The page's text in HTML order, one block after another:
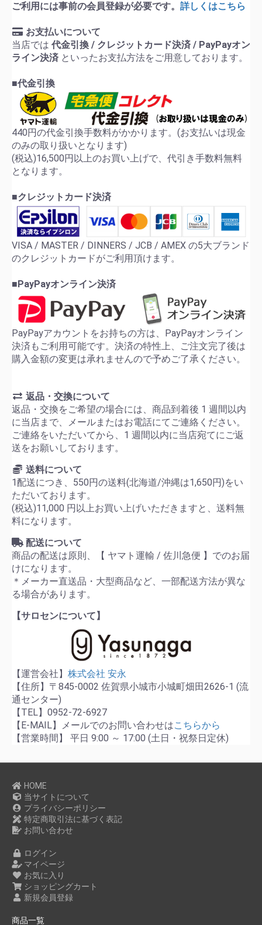
ご利用には事前の会員登録が必要です。 詳しくはこちら
お支払いについて
当店では 代金引換 / クレジットカード決済 / PayPayオン
ライン決済 といったお支払方法をご用意しております。
■代金引換
440円の代金引換手数料がかかります。(お支払いは現金
のみの取り扱いとなります)
(税込)16,500円以上のお買い上げで、代引き手数料無料
となります。
■クレジットカード決済
VISA / MASTER / DINNERS / JCB / AMEX の5大ブランド
のクレジットカードがご利用頂けます。
■PayPayオンライン決済
PayPayアカウントをお持ちの方は、PayPayオンライン
決済もご利用可能です。決済の特性上、ご注文完了後は
購入金額の変更は承れませんので予めご了承ください。
返品・交換について
返品・交換をご希望の場合には、商品到着後 1 週間以内
に当店まで、メールまたはお電話にてご連絡ください。
ご連絡をいただいてから、1 週間以内に当店宛てにご返
送をお願いしております。
送料について
1配送につき、550円の送料(北海道/沖縄は1,650円)をい
ただいております。
(税込)11,000 円以上お買い上げいただきますと、送料無
料になります。
配送について
商品の配送は原則、【 ヤマト運輸 / 佐川急便 】でのお届
けになります。
＊メーカー直送品・大型商品など、一部配送方法が異な
る場合があります。
【サロセンについて】
【運営会社】 株式会社 安永
【住所】〒845-0002 佐賀県小城市小城町畑田2626-1 (流
通センター)
【TEL】0952-72-6927
【E-MAIL】メールでのお問い合わせはこちらから
【営業時間】 平日 9:00 ～ 17:00 (土日・祝祭日定休)
HOME
当サイトについて
プライバシーポリシー
特定商取引法に基づく表記
お問い合わせ
ログイン
マイページ
お気に入り
ショッピングカート
新規会員登録
商品一覧